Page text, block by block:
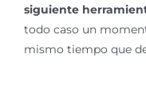
siguiente
todo caso un
mismo tiempo que